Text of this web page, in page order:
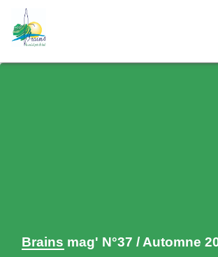
Brains mag' N°37 / Automne